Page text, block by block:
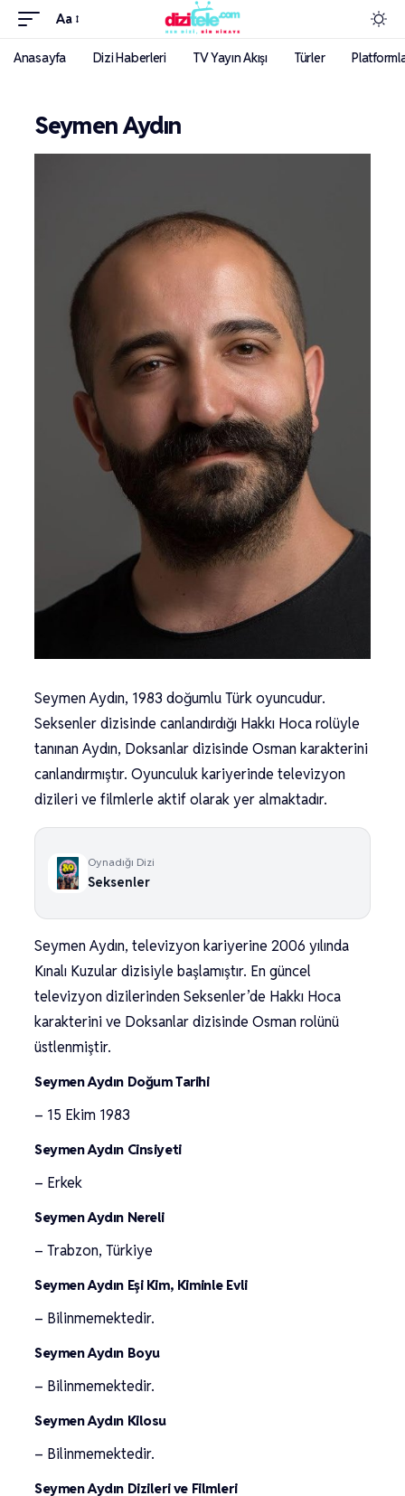
Aa
Anasayfa Dizi Haberleri TV Yayın Akışı Türler
Seymen Aydın
Seymen Aydın, 1983 doğumlu Türk oyuncudur.
Seksenler dizisinde canlandırdığı Hakkı Hoca rolüyle
tanınan Aydın, Doksanlar dizisinde Osman karakterini
canlandırmıştır. Oyunculuk kariyerinde televizyon
dizileri ve filmlerle aktif olarak yer almaktadır.
Oynadığı Dizi
Seksenler
Seymen Aydın, televizyon kariyerine 2006 yılında
Kınalı Kuzular dizisiyle başlamıştır. En güncel
televizyon dizilerinden Seksenler’de Hakkı Hoca
karakterini ve Doksanlar dizisinde Osman rolünü
üstlenmiştir.
Seymen Aydın Doğum Tarihi
– 15 Ekim 1983
Seymen Aydın Cinsiyeti
– Erkek
Seymen Aydın Nereli
– Trabzon, Türkiye
Seymen Aydın Eşi Kim, Kiminle Evli
– Bilinmemektedir.
Seymen Aydın Boyu
– Bilinmemektedir.
Seymen Aydın Kilosu
– Bilinmemektedir.
Seymen Aydın Dizileri ve Filmleri